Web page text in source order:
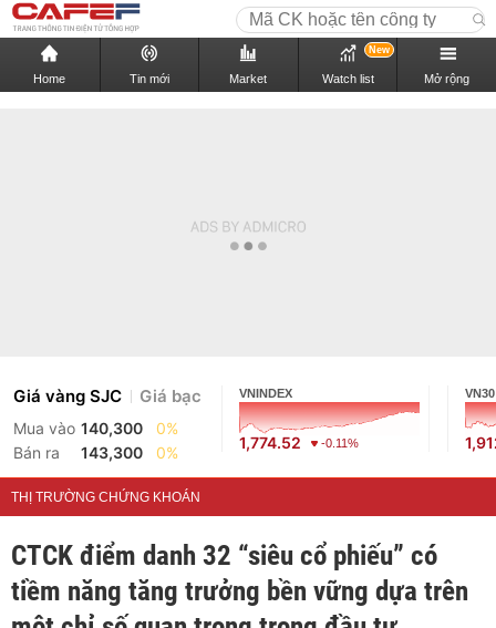
Home Tin mới Market Watch list
New
Mở rộng
Giá vàng SJC Giá bạc
Mua vào 140,300
0%
Bán ra
143,300 0%
VNINDEX
1,774.52 -0.11%
VN30
THỊ TRƯỜNG CHỨNG KHOÁN
CTCK điểm danh 32 “siêu cổ phiếu” có
tiềm năng tăng trưởng bền vững dựa trên